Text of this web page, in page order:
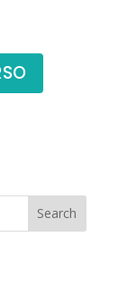
Search